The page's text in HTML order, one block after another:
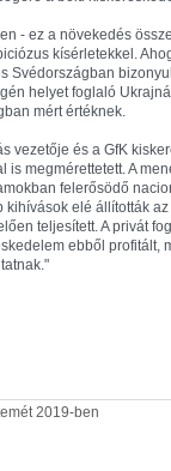
- ez a növekedés
kísérletekkel.
Svédországban
helyet foglaló
mért értéknek.
vezetője és a GfK
megmérettetett. A
felerősödő
elé állították
teljesített. A privát
ebből profitált,
2019-ben